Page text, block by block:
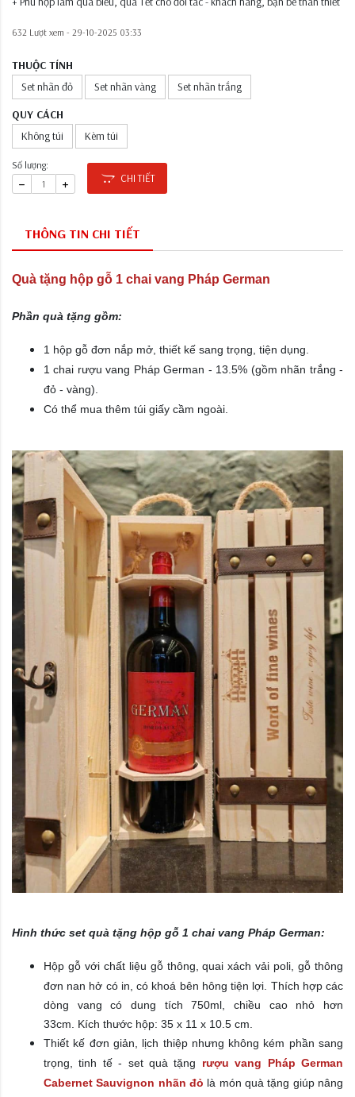
632 Lượt xem - 29-10-2025 03:33
THUỘC TÍNH
Set nhãn đỏ
Set nhãn vàng
Set nhãn trắng
QUY CÁCH
Không túi
Kèm túi
Số lượng:
CHI TIẾT
THÔNG TIN CHI TIẾT
Quà tặng hộp gỗ 1 chai vang Pháp German
Phần quà tặng gồm:
1 hộp gỗ đơn nắp mở, thiết kế sang trọng, tiện dụng.
1 chai rượu vang Pháp German - 13.5% (gồm nhãn trắng -
đỏ - vàng).
Có thể mua thêm túi giấy cầm ngoài.
​Hình thức set quà tặng hộp gỗ 1 chai vang Pháp German:
Hộp gỗ với chất liệu gỗ thông, quai xách vải poli,gỗ thông
đơn nan hở có in,có khoá bên hông tiện lợi. Thích hợp các
dòng vang có dung tích 750ml, chiều cao nhỏ hơn
33cm. Kích thước hộp: 35 x 11 x 10.5 cm.
Thiết kế đơn giản, lịch thiệp nhưng không kém phần sang
trọng, tinh tế - set quà tặng rượu vang Pháp German
Cabernet Sauvignon nhãn đỏ là món quà tặng giúp nâng